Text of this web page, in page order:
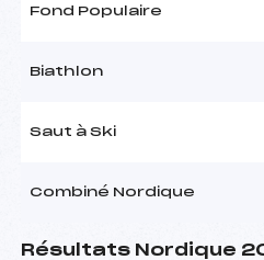
Fond Populaire
Biathlon
Saut à Ski
Combiné Nordique
Résultats Nordique